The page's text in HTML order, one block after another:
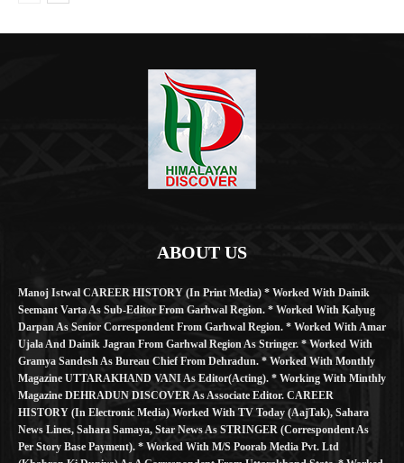
ABOUT US
Manoj Istwal CAREER HISTORY (in Print Media) * Worked With Dainik
Seemant Varta As Sub-Editor From Garhwal Region. * Worked With Kalyug
Darpan As Senior Correspondent From Garhwal Region. * Worked With Amar
Ujala And Dainik Jagran From Garhwal Region As Stringer. * Worked With
Gramya Sandesh As Bureau Chief From Dehradun. * Worked With Monthly
Magazine UTTARAKHAND VANI As Editor(Acting). * Working With Minthly
Magazine DEHRADUN DISCOVER As Associate Editor. CAREER
HISTORY (in Electronic Media) Worked With TV Today (AajTak), Sahara
News Lines, Sahara Samaya, Star News As STRINGER (Correspondent As
Per Story Base Payment). * Worked With M/S Poorab Media Pvt. Ltd